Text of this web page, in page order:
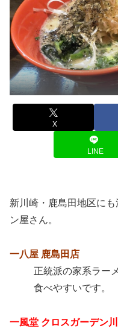
X
LINE
新川崎・鹿島田地区に
ン屋さん。
一八屋 鹿島田店
正統派の家系ラー
食べやすいです。
一風堂 クロスガーデン